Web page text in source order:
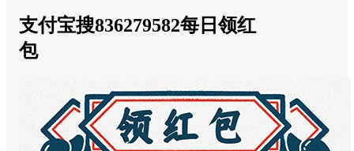
支付宝搜836279582每日领红
包